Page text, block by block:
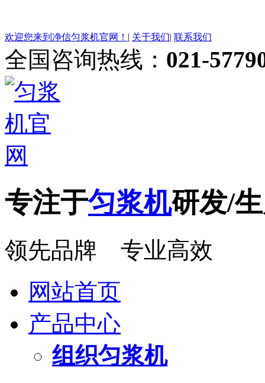
欢迎您来到净信匀浆机官网！ | 关于我们| 联系我们
全国咨询热线： 021-
专注于匀浆机研发/
领先品牌 专业高效
网站首页
产品中心
组织匀浆机